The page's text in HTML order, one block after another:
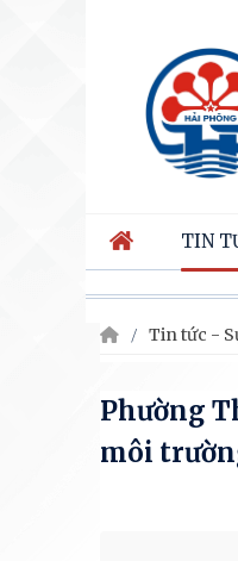
TIN
Tin tức -
Phường
môi